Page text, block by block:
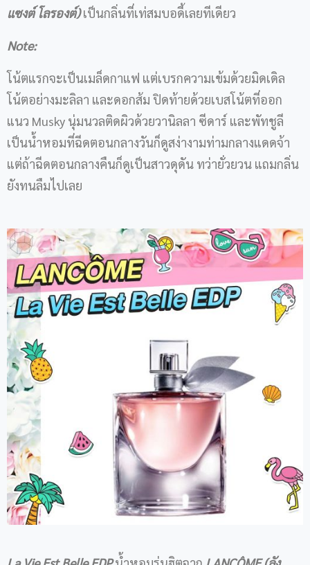
แซงต์ โลรองต์)เป็นกลิ่นที่เท่สมบอดี้เลยทีเดียว
Note:
โน้ตแรกจะเป็นเมล็ดกาแฟ แต่เบรกความเข้มด้วยมิดเดิล
โน้ตอย่างมะลิลา และดอกส้ม ปิดท้ายด้วยเบสโน้ตที่ออก
แนว Musky นุ่มนวลติดผิวด้วยวานิลลา ซีดาร์ และพัทชูลี
เป็นน้ำหอมที่ฉีดตอนกลางวันก็ดูสง่างามท่ามกลางแดดจ้า
แต่ถ้าฉีดตอนกลางคืนก็ดูเป็นสาวดุดัน ทว่ายั่วยวน แถมกลิ่น
ยังทนลืมไปเลย